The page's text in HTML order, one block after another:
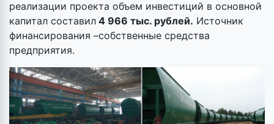
реализации проекта объем инвестиций в основной
капитал составил 4 966 тыс. рублей. Источник
финансирования –собственные средства
предприятия.